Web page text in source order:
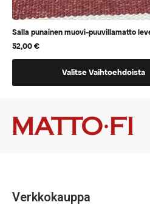
Salla punainen muovi-puuvillamatto
52,00€
Valitse Vaihtoehdoista
tuotteella
vaihtoehtoja,
jotka
sivulla
Verkkokauppa